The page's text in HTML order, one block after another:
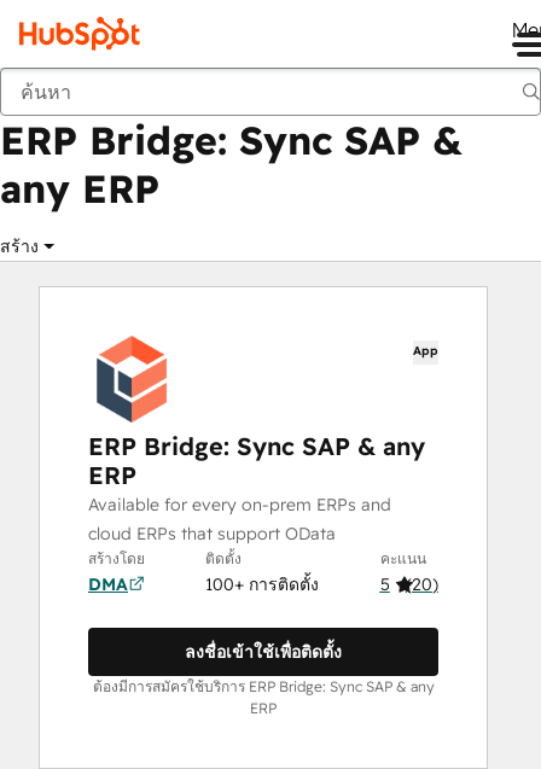
ตลาด แอป
ERP Bridge: Sync SAP &
any ERP
สร้าง
App
ERP Bridge: Sync SAP & any
ERP
Available for every on-prem ERPs and
cloud ERPs that support OData
สร้างโดย
DMA
ติดตั้ง
100+ การติดตั้ง
คะแนน
5 (20)
ลงชื่อเข้าใช้เพื่อติดตั้ง
ต้องมีการสมัครใช้บริการ ERP Bridge: Sync SAP & any
ERP